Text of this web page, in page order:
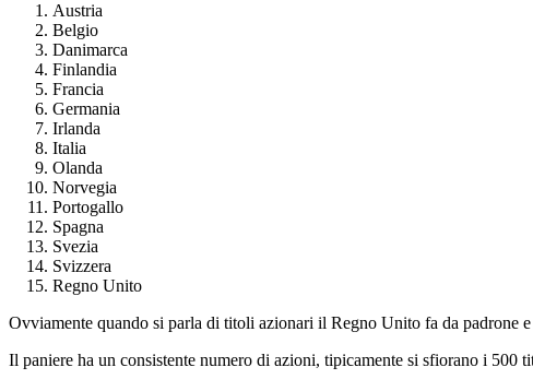
Austria
Belgio
Danimarca
Finlandia
Francia
Germania
Irlanda
Italia
Olanda
Norvegia
Portogallo
Spagna
Svezia
Svizzera
Regno Unito
Ovviamente quando si parla di titoli azionari il Regno Unito fa da padrone
Il paniere ha un consistente numero di azioni, tipicamente si sfiorano i